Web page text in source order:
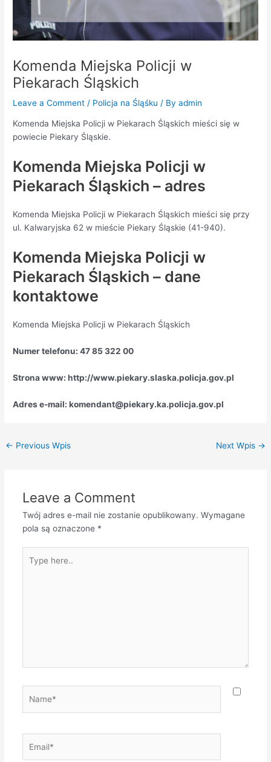
Komenda Miejska Policji w
Piekarach Śląskich
Leave a Comment / Policja na Śląśku / Byadmin
Komenda Miejska Policji w Piekarach Śląskich mieści się w
powiecie Piekary Śląskie.
Komenda Miejska Policji w
Piekarach Śląskich – adres
Komenda Miejska Policji w Piekarach Śląskich mieści się przy
ul. Kalwaryjska 62 w mieście Piekary Śląskie (41-940).
Komenda Miejska Policji w
Piekarach Śląskich – dane
kontaktowe
Komenda Miejska Policji w Piekarach Śląskich
Numer telefonu: 47 85 322 00
Strona www: http://www.piekary.slaska.policja.gov.pl
Adres e-mail: komendant@piekary.ka.policja.gov.pl
← Previous Wpis Next Wpis →
Leave a Comment
Twój adres e-mail nie zostanie opublikowany. Wymagane
pola są oznaczone *
here..